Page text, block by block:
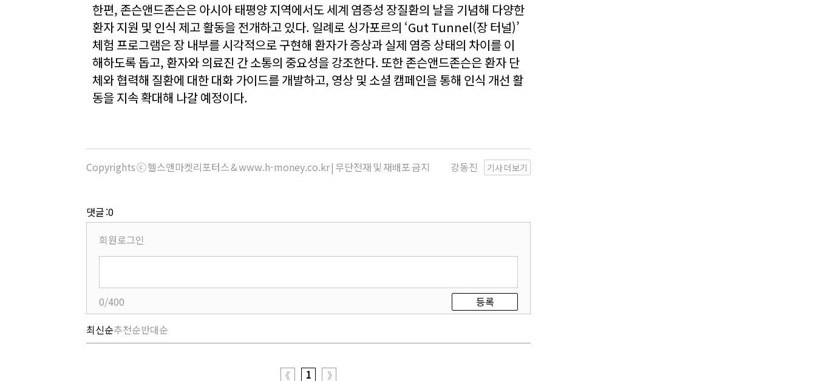
한편, 존슨앤드존슨은 아시아 태평양 지역에서도 세계 염증성 장질환의 날을 기념해 다양한
환자 지원 및 인식 제고 활동을 전개하고 있다. 일례로 싱가포르의 ‘Gut Tunnel(장 터널)’
체험 프로그램은 장 내부를 시각적으로 구현해 환자가 증상과 실제 염증 상태의 차이를 이
해하도록 돕고, 환자와 의료진 간 소통의 중요성을 강조한다. 또한 존슨앤드존슨은 환자 단
체와 협력해 질환에 대한 대화 가이드를 개발하고, 영상 및 소셜 캠페인을 통해 인식 개선 활
동을 지속 확대해 나갈 예정이다.
Copyrights ⓒ 헬스앤마켓리포터스 & www.h-money.co.kr | 무단전재 및 재배포 금지 기사 더보기
강동진
댓글 :0
회원로그인
0/400
등록
최신순추천순반대순
《 1 》